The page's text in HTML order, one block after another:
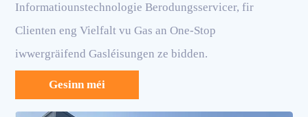
Informatiounstechnologie Berodungsservicer, fir
Clienten eng Vielfalt vu Gas an One-Stop
iwwergräifend Gasléisungen ze bidden.
Gesinn méi